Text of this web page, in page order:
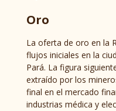
Oro
La oferta de oro en la
flujos iniciales en la
Pará. La figura
extraído por los
final en el mercado
industrias médica y